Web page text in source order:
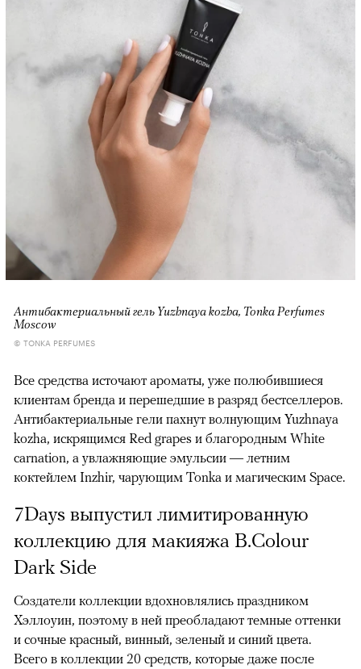
Антибактериальный гель Yuzhnaya kozha, Tonka Perfumes
Moscow
© TONKA PERFUMES
Все средства источают ароматы, уже полюбившиеся
клиентам бренда и перешедшие в разряд бестселлеров.
Антибактериальные гели пахнут волнующим Yuzhnaya
kozha, искрящимся Red grapes и благородным White
carnation, а увлажняющие эмульсии — летним
коктейлем Inzhir, чарующим Tonka и магическим Space.
7Days выпустил лимитированную
коллекцию для макияжа B.Colour
Dark Side
Создатели коллекции вдохновлялись праздником
Хэллоуин, поэтому в ней преобладают темные оттенки
и сочные красный, винный, зеленый и синий цвета.
Всего в коллекции 20 средств, которые даже после